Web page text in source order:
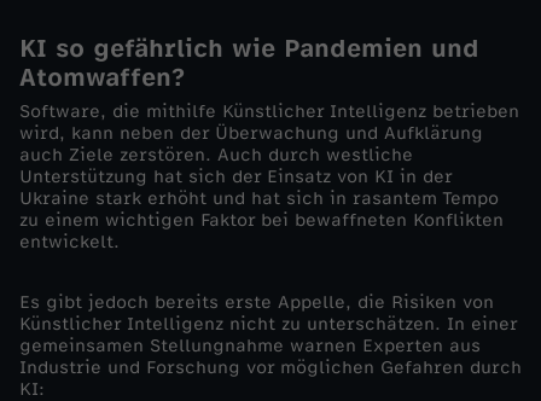
e
n
?
KI so gefährlich wie Pandemien und
Atomwaffen?
Software, die mithilfe Künstlicher Intelligenz betrieben
wird, kann neben der Überwachung und Aufklärung
auch Ziele zerstören. Auch durch westliche
Unterstützung hat sich der Einsatz von KI in der
Ukraine stark erhöht und hat sich in rasantem Tempo
zu einem wichtigen Faktor bei bewaffneten Konflikten
entwickelt.
Es gibt jedoch bereits erste Appelle, die Risiken von
Künstlicher Intelligenz nicht zu unterschätzen. In einer
gemeinsamen Stellungnahme warnen Experten aus
Industrie und Forschung vor möglichen Gefahren durch
KI: